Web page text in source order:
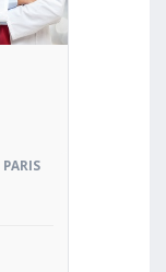
PARIS